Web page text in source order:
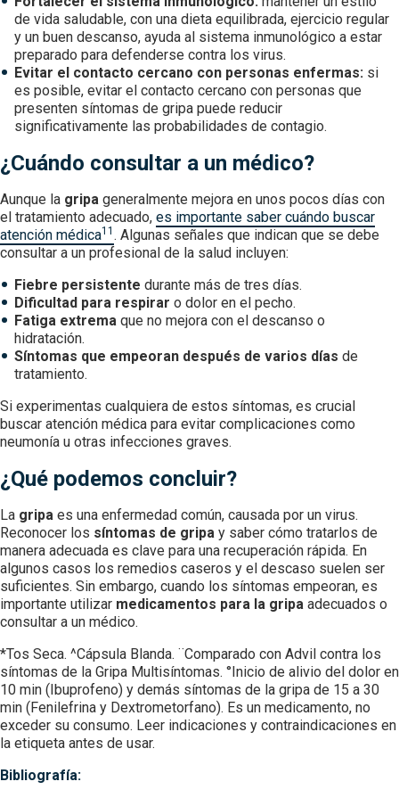
de vida saludable, con una dieta equilibrada, ejercicio regular
y un buen descanso, ayuda al sistema inmunológico a estar
preparado para defenderse contra los virus.
Evitar el contacto cercano con personas enfermas: si
es posible, evitar el contacto cercano con personas que
presenten síntomas de gripa puede reducir
significativamente las probabilidades de contagio.
¿Cuándo consultar a un médico?
Aunque la gripa generalmente mejora en unos pocos días con
el tratamiento adecuado, es importante saber cuándo buscar
atención médica11 . Algunas señales que indican que se debe
consultar a un profesional de la salud incluyen:
Fiebre persistente durante más de tres días.
Dificultad para respirar o dolor en el pecho.
Fatiga extrema que no mejora con el descanso o
hidratación.
Síntomas que empeoran después de varios días de
tratamiento.
Si experimentas cualquiera de estos síntomas, es crucial
buscar atención médica para evitar complicaciones como
neumonía u otras infecciones graves.
¿Qué podemos concluir?
La gripa es una enfermedad común, causada por un virus.
Reconocer los síntomas de gripa y saber cómo tratarlos de
manera adecuada es clave para una recuperación rápida. En
algunos casos los remedios caseros y el descaso suelen ser
suficientes. Sin embargo, cuando los síntomas empeoran, es
importante utilizar medicamentos para la gripa adecuados o
consultar a un médico.
*Tos Seca. ^Cápsula Blanda. ¨Comparado con Advil contra los
síntomas de la Gripa Multisíntomas. °Inicio de alivio del dolor en
10 min (Ibuprofeno) y demás síntomas de la gripa de 15 a 30
min (Fenilefrina y Dextrometorfano). Es un medicamento, no
exceder su consumo. Leer indicaciones y contraindicaciones en
la etiqueta antes de usar.
Bibliografía: